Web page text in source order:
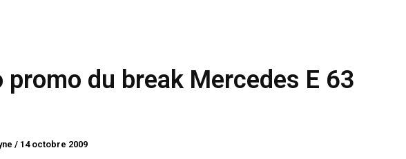
promo du break Mercedes E 63
/ 14 octobre 2009